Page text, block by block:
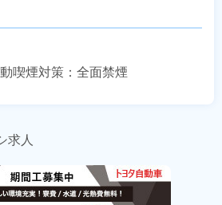
喫煙対策：全面禁煙
求人